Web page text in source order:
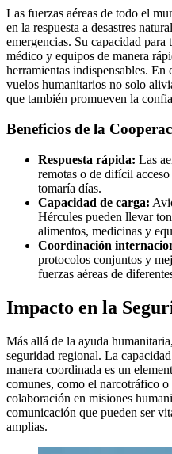
Las fuerzas aéreas de todo el
en la respuesta a desastres
emergencias. Su capacidad
médico y equipos de manera
herramientas indispensables.
vuelos humanitarios no solo
que también promueven la
Beneficios de la
Respuesta rápida: Las
remotas o de difícil
tomaría días.
Capacidad de carga:
Hércules pueden llevar
alimentos, medicinas y
Coordinación
protocolos conjuntos y
fuerzas aéreas de
Impacto en la
Más allá de la ayuda
seguridad regional. La
manera coordinada es un
comunes, como el narcotráfico
colaboración en misiones
comunicación que pueden ser
amplias.